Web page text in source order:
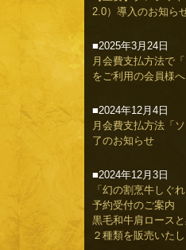
2.0）導入のお知ら
■2025年3月24日
月会費支払方法で
をご利用の会員様へ
■2024年12月4日
月会費支払方法「
了のお知らせ
■2024年12月3日
「幻の割烹牛しぐ
予約受付のご案内
黒毛和牛肩ロース
２種類を販売いた